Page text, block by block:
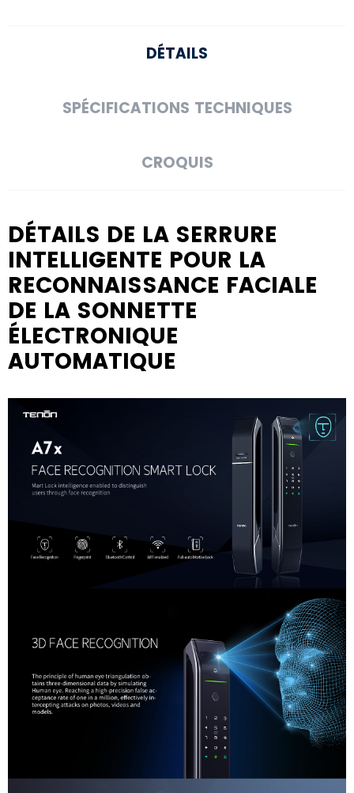
DÉTAILS
SPÉCIFICATIONS TECHNIQUES
CROQUIS
DÉTAILS DE LA SERRURE
INTELLIGENTE POUR LA
RECONNAISSANCE FACIALE
DE LA SONNETTE
ÉLECTRONIQUE
AUTOMATIQUE